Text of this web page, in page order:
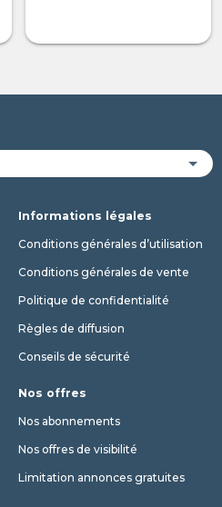
Informations légales
Conditions générales d’utilisation
Conditions générales de vente
Politique de confidentialité
Règles de diffusion
Conseils de sécurité
Nos offres
Nos abonnements
Nos offres de visibilité
Limitation annonces gratuites